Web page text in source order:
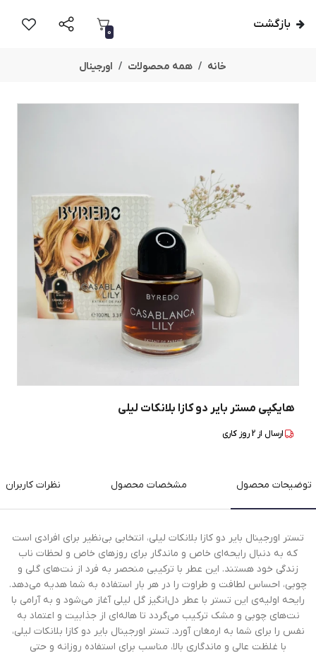
بازگشت
0
خانه همه محصولات اورجینال
هایکپی مستر بایر دو کازا بلانکات لیلی
ارسال از 2روز کاری
توضیحات محصول مشخصات محصول نظرات کاربران
تستر اورجینال بایر دو کازا بلانکات لیلی، انتخابی بی‌نظیر برای افرادی است
که به دنبال رایحه‌ای خاص و ماندگار برای روزهای خاص و لحظات ناب
زندگی خود هستند. این عطر با ترکیبی منحصر به فرد از نت‌های گلی و
چوبی، احساس لطافت و طراوت را در هر بار استفاده به شما هدیه می‌دهد.
رایحه اولیه‌ی این تستر با عطر دل‌انگیز گل لیلی آغاز می‌شود و به آرامی با
نت‌های چوبی و مشک ترکیب می‌گردد تا هاله‌ای از جذابیت و اعتماد به
نفس را برای شما به ارمغان آورد. تستر اورجینال بایر دو کازا بلانکات لیلی،
با غلظت عالی و ماندگاری بالا، مناسب برای استفاده روزانه و حتی